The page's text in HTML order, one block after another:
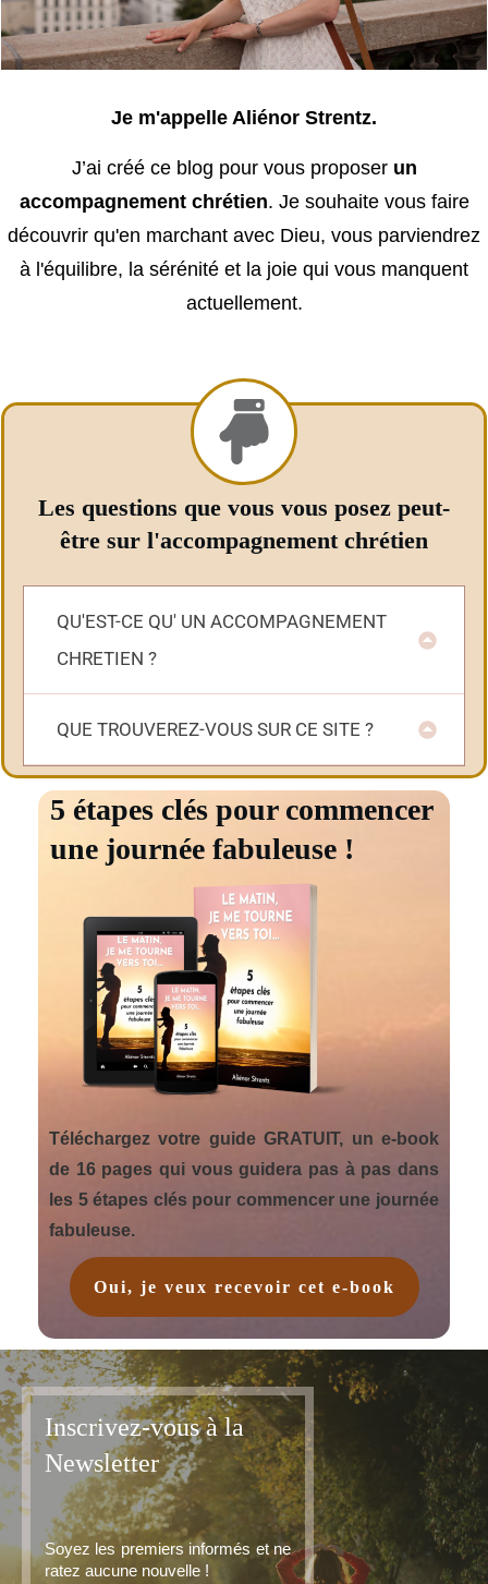
Je m'appelle Aliénor Strentz.
J’ai créé ce blog pour vous proposer un
accompagnement chrétien. Je souhaite vous faire
découvrir qu'en marchant avec Dieu, vous parviendrez
à l'équilibre, la sérénité et la joie qui vous manquent
actuellement.
Les questions que vous vous posez peut-
être sur l'accompagnement chrétien
QU'EST-CE QU' UN ACCOMPAGNEMENT
CHRETIEN ?
QUE TROUVEREZ-VOUS SUR CE SITE ?
5 étapes clés pour commencer
une journée fabuleuse !
Téléchargez votre guide GRATUIT, un e-book
de 16 pages qui vous guidera pas à pas dans
les 5 étapes clés pour commencer une journée
fabuleuse.
Oui, je veux recevoir cet e-book
Inscrivez-vous à la
Newsletter
Soyez les premiers informés et ne
ratez aucune nouvelle !